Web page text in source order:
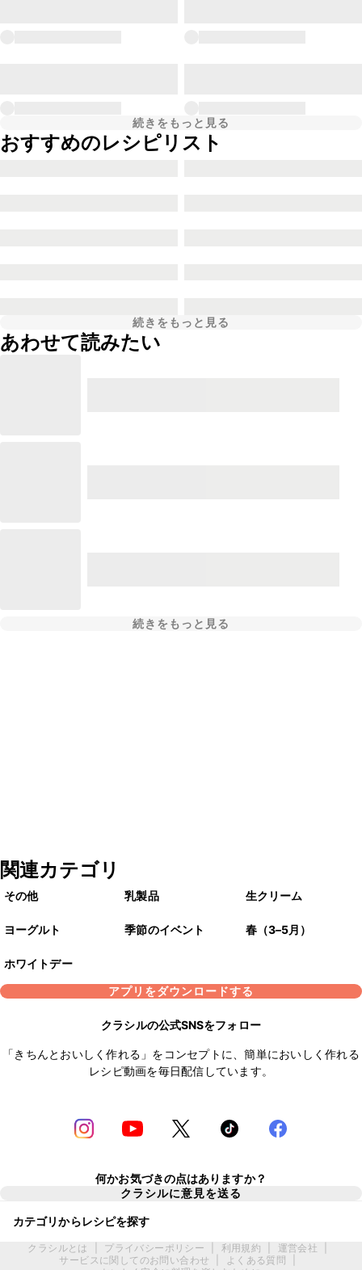
続きをもっと見る
おすすめのレシピリスト
続きをもっと見る
あわせて読みたい
続きをもっと見る
関連カテゴリ
その他 乳製品 生クリーム
ヨーグルト 季節のイベント 春（3–5月）
ホワイトデー
アプリをダウンロードする
クラシルの公式SNSをフォロー
「きちんとおいしく作れる」をコンセプトに、簡単においしく作れる
レシピ動画を毎日配信しています。
何かお気づきの点はありますか？
クラシルに意見を送る
カテゴリからレシピを探す
クラシルとは プライバシーポリシー 利用規約 運営会社
サービスに関してのお問い合わせ
よくある質問